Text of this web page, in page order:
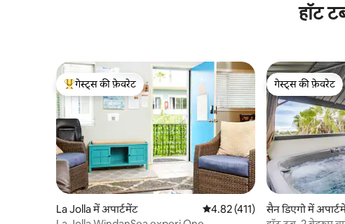
हॉट
गेस्ट्स का टॉप फ़ेवरेट
गेस्ट्स की फ़ेवरेट
La Jolla में अपार्टमेंट औसत रेटिंग 5 में से 4.82, 411
4.82 (411)
गेस्ट्स की फ़ेवरेट
गेस्ट्स की फ़ेवरेट
सैन डिएगो में